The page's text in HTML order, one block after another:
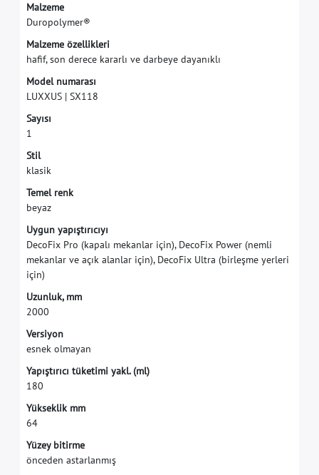
Malzeme
Duropolymer®
Malzeme özellikleri
haff, son derece kararlı ve darbeye dayanıklı
Model numarası
LUXXUS | SX118
Sayısı
1
Stil
klasik
Temel renk
beyaz
Uygun yapıştırıcıyı
DecoFix Pro (kapalı mekanlar için), DecoFix Power (nemli
mekanlar ve açık alanlar için), DecoFix Ultra (birleşme yerleri
için)
Uzunluk, mm
2000
Versiyon
esnek olmayan
Yapıştırıcı tüketimi yakl. (ml)
180
Yükseklik mm
64
Yüzey bitirme
önceden astarlanmış